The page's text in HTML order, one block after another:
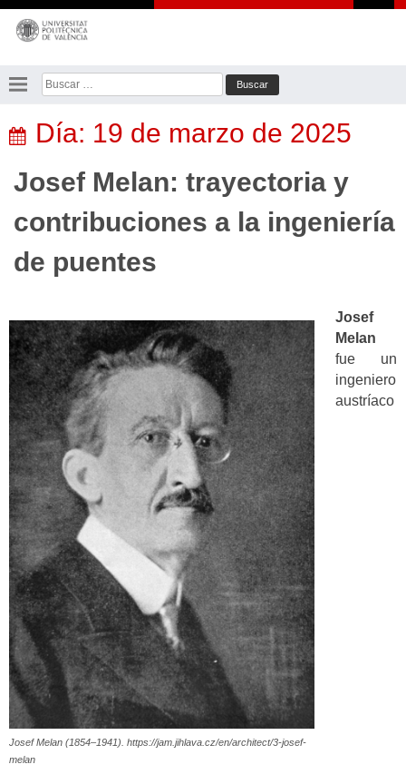
Saltar
contenido
Buscar:
Día: 19 de marzo de 2025
Josef Melan: trayectoria y
contribuciones a la ingeniería
de puentes
Josef Melan (1854–1941). https://jam.jihlava.cz/en/architect/3-josef-
melan
Josef
Melan
fue un
ingeniero
austríaco